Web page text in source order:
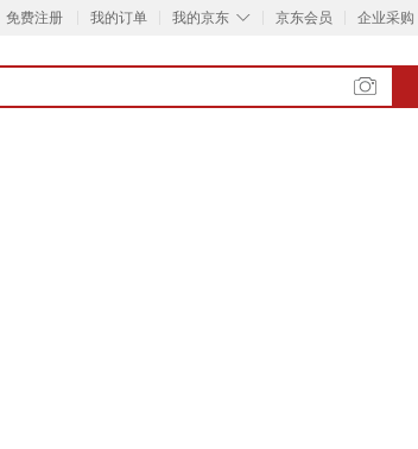
免费注册 我的订单 ◇
我的京东 京东会员 企业采购